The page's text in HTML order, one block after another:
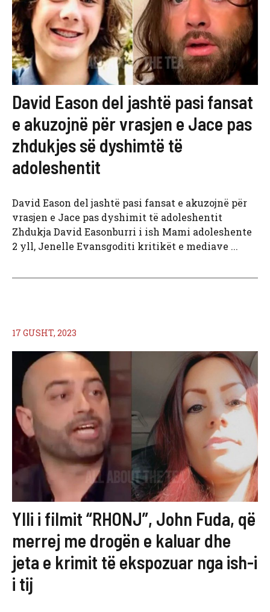
David Eason del jashtë pasi fansat
e akuzojnë për vrasjen e Jace pas
zhdukjes së dyshimtë të
adoleshentit
David Eason del jashtë pasi fansat e akuzojnë për
vrasjen e Jace pas dyshimit të adoleshentit
Zhdukja David Easonburri i ish Mami adoleshente
2 yll, Jenelle Evansgoditi kritikët e mediave ...
17 GUSHT, 2023
Ylli i filmit “RHONJ”, John Fuda, që
merrej me drogën e kaluar dhe
jeta e krimit të ekspozuar nga ish-i
i tij